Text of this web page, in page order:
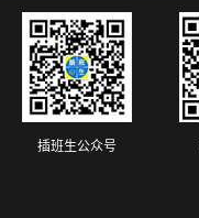
插班生公众号